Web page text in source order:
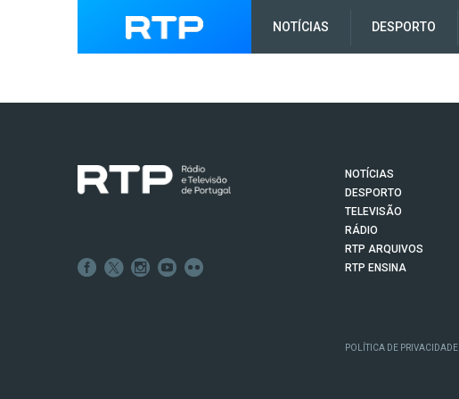
NOTÍCIAS DESPORTO
NOTÍCIAS
DESPORTO
TELEVISÃO
RÁDIO
RTP ARQUIVOS
RTP ENSINA
POLÍTICA DE PRIVACIDADE